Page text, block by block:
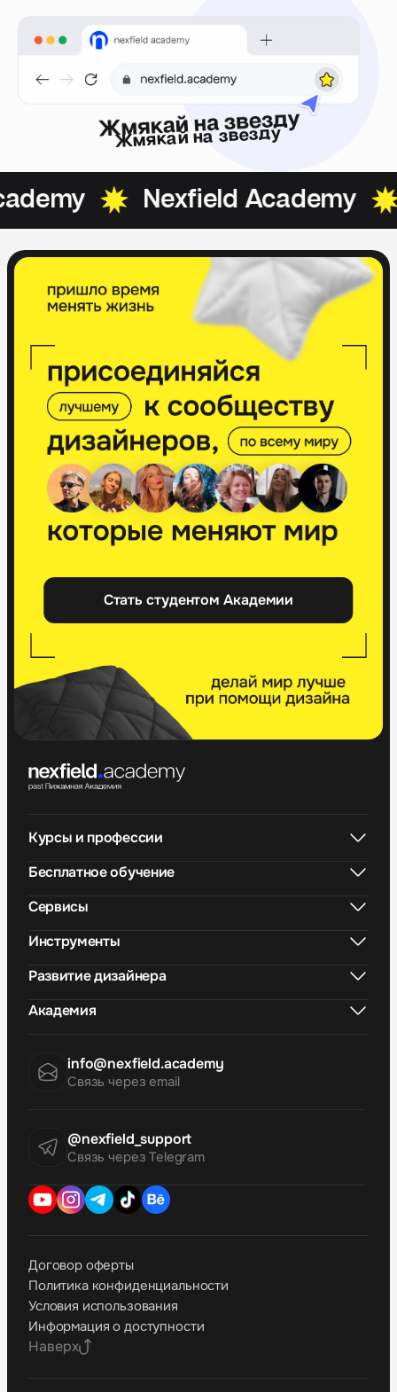
Жмякай на звезду
Nexfield Academy
Стать студентом Академии
info@nexfield.academy
Связь через email
@nexfield_support
Связь через Telegram
Курсы и профессии
Бесплатное обучение
Сервисы
Инструменты
Развитие дизайнера
Академия
Договор оферты
Политика конфиденциальности
Условия использования
Информация о доступности
Наверх